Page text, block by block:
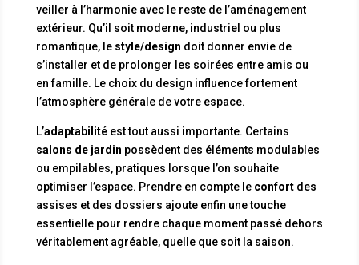
veiller à l’harmonie avec le reste de l’aménagement
extérieur. Qu’il soit moderne, industriel ou plus
romantique, le style/design doit donner envie de
s’installer et de prolonger les soirées entre amis ou
en famille. Le choix du design influence fortement
l’atmosphère générale de votre espace.
L’adaptabilitéest tout aussi importante. Certains
salons de jardin possèdent des éléments modulables
ou empilables, pratiques lorsque l’on souhaite
optimiser l’espace. Prendre en compte le confortdes
assises et des dossiers ajoute enfin une touche
essentielle pour rendre chaque moment passé dehors
véritablement agréable, quelle que soit la saison.